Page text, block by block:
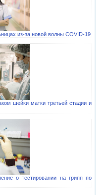
из-за новой волны COVID-19
шейки матки третьей стадии и
о тестировании на грипп по